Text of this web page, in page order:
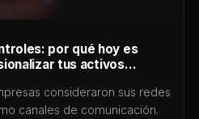
por qué hoy es
tus activos
consideraron sus redes
canales de comunicación.